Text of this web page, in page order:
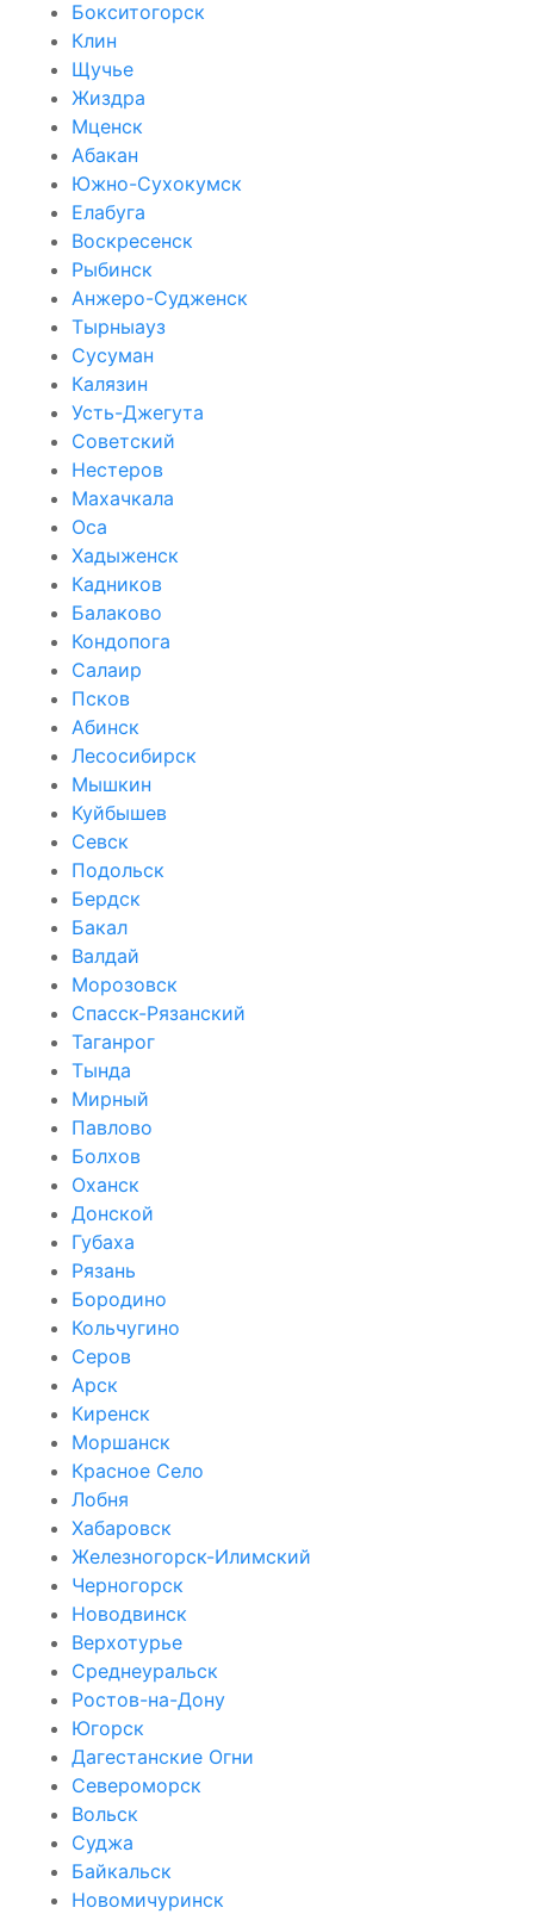
Бокситогорск
Клин
Щучье
Жиздра
Мценск
Абакан
Южно-Сухокумск
Елабуга
Воскресенск
Рыбинск
Анжеро-Судженск
Тырныауз
Сусуман
Калязин
Усть-Джегута
Советский
Нестеров
Махачкала
Оса
Хадыженск
Кадников
Балаково
Кондопога
Салаир
Псков
Абинск
Лесосибирск
Мышкин
Куйбышев
Севск
Подольск
Бердск
Бакал
Валдай
Морозовск
Спасск-Рязанский
Таганрог
Тында
Мирный
Павлово
Болхов
Оханск
Донской
Губаха
Рязань
Бородино
Кольчугино
Серов
Арск
Киренск
Моршанск
Красное Село
Лобня
Хабаровск
Железногорск-Илимский
Черногорск
Новодвинск
Верхотурье
Среднеуральск
Ростов-на-Дону
Югорск
Дагестанские Огни
Североморск
Вольск
Суджа
Байкальск
Новомичуринск